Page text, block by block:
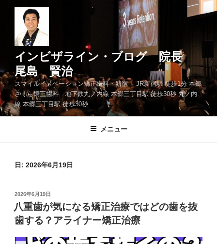
ス
キ
ッ
プ
インビザライン・ブログ 院長
尾島 賢治
スマイルイノベーション矯正歯科・新宿 JR新宿駅 徒歩1分 本郷
さくら矯正歯科 地下鉄丸ノ内線 本郷三丁目駅 徒歩30秒 丸ノ内
線 本郷三丁目駅 徒歩30秒
メニュー
日: 2026年6月19日
投
稿
日:
2026年6月19日
八重歯が気になる矯正治療ではどの歯を抜
歯する？アライナー矯正治療